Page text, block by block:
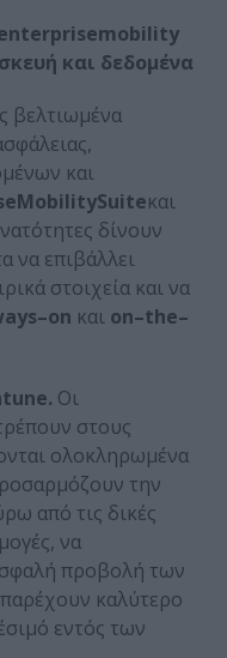
mobility
και δεδομένα
βελτιωμένα
και
MobilitySuiteκαι
δίνουν
να επιβάλλει
στοιχεία και να
–on και on–the–
. Οι
στους
ολοκληρωμένα
την
από τις δικές
να
προβολή των
καλύτερο
εντός των